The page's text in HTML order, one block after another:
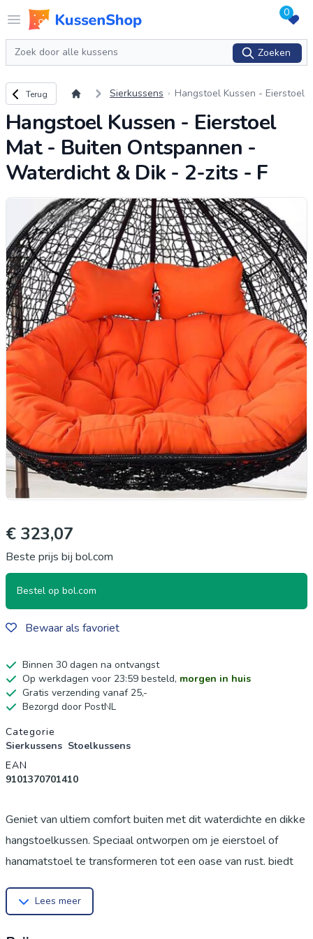
Open menu
Logo www.kussenshop.nl 0
Zoeken
Zoeken
Terug naar overzicht
Terug Sierkussens
Hangstoel Kussen - Eierstoel
Waterdicht & Dik - 2-zits - F
Hangstoel Kussen - Eierstoel
Mat - Buiten Ontspannen -
Waterdicht & Dik - 2-zits - F
€ 323,07
Beste prijs bij bol.com
Bestel op bol.com
Bewaar als favoriet
Binnen 30 dagen na ontvangst
Op werkdagen voor 23:59 besteld, morgen in huis
Gratis verzending vanaf 25,-
Bezorgd door PostNL
Productgegevens
Categorie
Sierkussens Stoelkussens
EAN
9101370701410
Geniet van ultiem comfort buiten met dit waterdichte en dikke
hangstoelkussen. Speciaal ontworpen om je eierstoel of
hangmatstoel te transformeren tot een oase van rust, biedt
urenlang op kunt ontspannen. Dit kussen is de perfecte
Lees meer